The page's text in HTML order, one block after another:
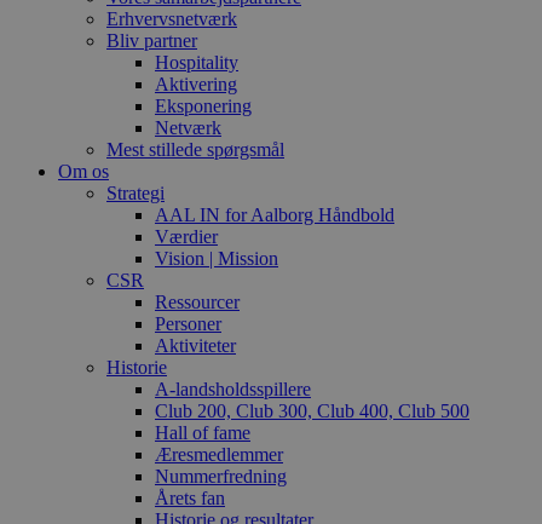
Erhvervsnetværk
Bliv partner
Hospitality
Aktivering
Eksponering
Netværk
Mest stillede spørgsmål
Om os
Strategi
AAL IN for Aalborg Håndbold
Værdier
Vision | Mission
CSR
Ressourcer
Personer
Aktiviteter
Historie
A-landsholdsspillere
Club 200, Club 300, Club 400, Club 500
Hall of fame
Æresmedlemmer
Nummerfredning
Årets fan
Historie og resultater